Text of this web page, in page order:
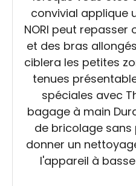
convivial applique
NORI peut
et des bras
ciblera les petites
tenues
spéciales avec
bagage à main
de bricolage sans
donner un
l'appareil à